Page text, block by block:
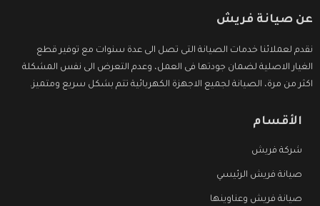
عن صيانة فريش
نقدم لعملائنا خدمات الصيانة التى تصل الى عدة سنوات مع توفير قطع
الغيار الاصلية لضمان جودتها فى العمل، وعدم التعرض الى نفس المشكلة
اكثر من مرة، الصيانة لجميع الاجهزة الكهربائية تتم بشكل سريع ومتميز.
الأقسام
شركة فريش
صيانة فريش الرئيسي
صيانة فريش وعناوينها